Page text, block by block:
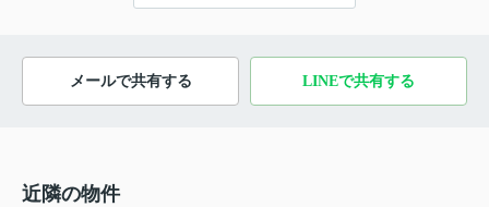
メールで共有する LINEで共有する
近隣の物件